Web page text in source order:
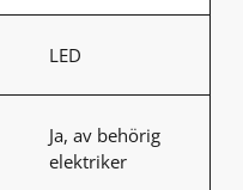
LED
Ja, av behörig
elektriker